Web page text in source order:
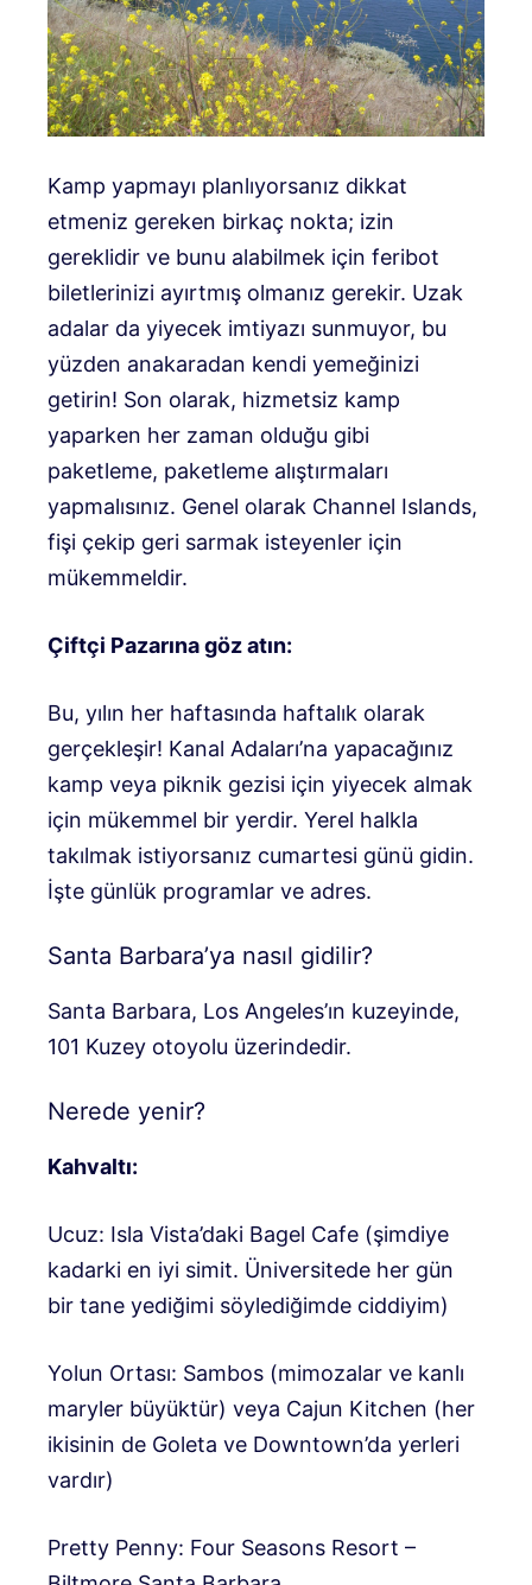
Kamp yapmayı planlıyorsanız dikkat
etmeniz gereken birkaç nokta; izin
gereklidir ve bunu alabilmek için feribot
biletlerinizi ayırtmış olmanız gerekir. Uzak
adalar da yiyecek imtiyazı sunmuyor, bu
yüzden anakaradan kendi yemeğinizi
getirin! Son olarak, hizmetsiz kamp
yaparken her zaman olduğu gibi
paketleme, paketleme alıştırmaları
yapmalısınız. Genel olarak Channel Islands,
fişi çekip geri sarmak isteyenler için
mükemmeldir.
Çiftçi Pazarına göz atın:
Bu, yılın her haftasında haftalık olarak
gerçekleşir! Kanal Adaları’na yapacağınız
kamp veya piknik gezisi için yiyecek almak
için mükemmel bir yerdir. Yerel halkla
takılmak istiyorsanız cumartesi günü gidin.
İşte günlük programlar ve adres.
Santa Barbara’ya nasıl gidilir?
Santa Barbara, Los Angeles’ın kuzeyinde,
101 Kuzey otoyolu üzerindedir.
Nerede yenir?
Kahvaltı:
Ucuz: Isla Vista’daki Bagel Cafe (şimdiye
kadarki en iyi simit. Üniversitede her gün
bir tane yediğimi söylediğimde ciddiyim)
Yolun Ortası: Sambos (mimozalar ve kanlı
maryler büyüktür) veya Cajun Kitchen (her
ikisinin de Goleta ve Downtown’da yerleri
vardır)
Pretty Penny: Four Seasons Resort –